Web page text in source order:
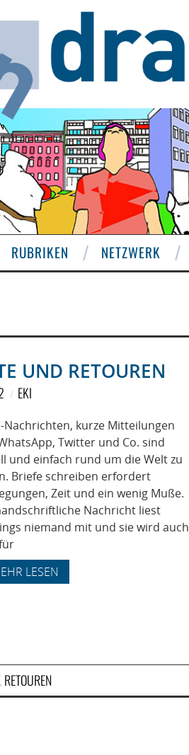
RUBRIKEN NETZWERK
UND RETOUREN
EKI
Nachrichten, kurze Mitteilungen
Twitter und Co. sind
und einfach rund um die Welt zu
Briefe schreiben erfordert
Zeit und ein wenig Muße.
Nachricht liest
niemand mit und sie wird auch
LESEN
, RETOUREN